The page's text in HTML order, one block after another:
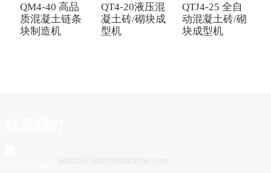
QM4-40 高品
质混凝土链条
块制造机
QT4-20液压混
凝土砖/砌块成
型机
QTJ4-25 全自
动混凝土砖/砌
块成型机